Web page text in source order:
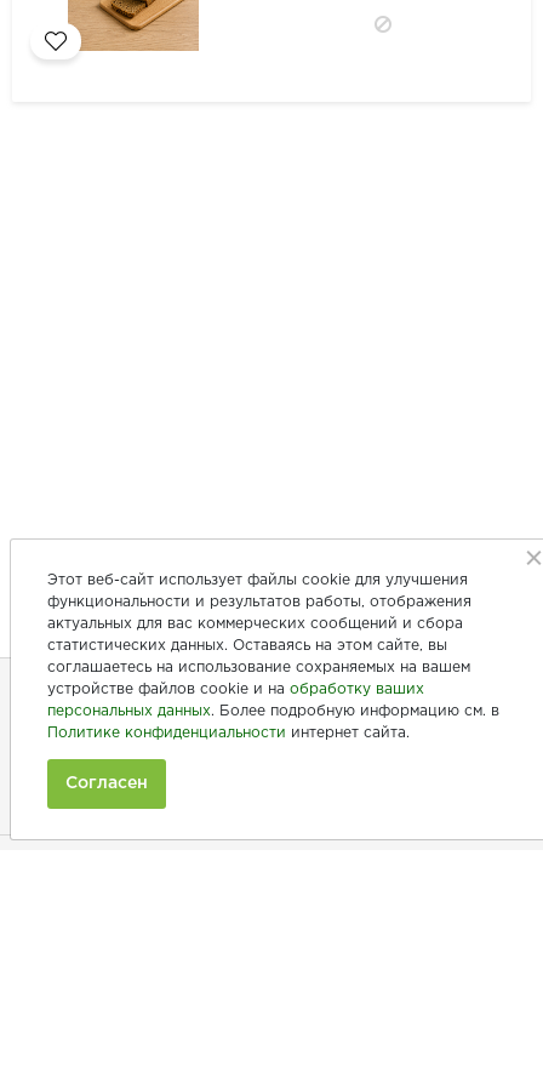
+7 (846) 275-20-10
+7 (902) 375-20-10
Этот веб-сайт использует файлы cookie для улучшения
функциональности и результатов работы, отображения
актуальных для вас коммерческих сообщений и сбора
статистических данных. Оставаясь на этом сайте, вы
соглашаетесь на использование сохраняемых на вашем
устройстве файлов cookie и на обработку ваших
персональных данных. Более подробную информацию см. в
Политике конфиденциальности интернет сайта.
Согласен